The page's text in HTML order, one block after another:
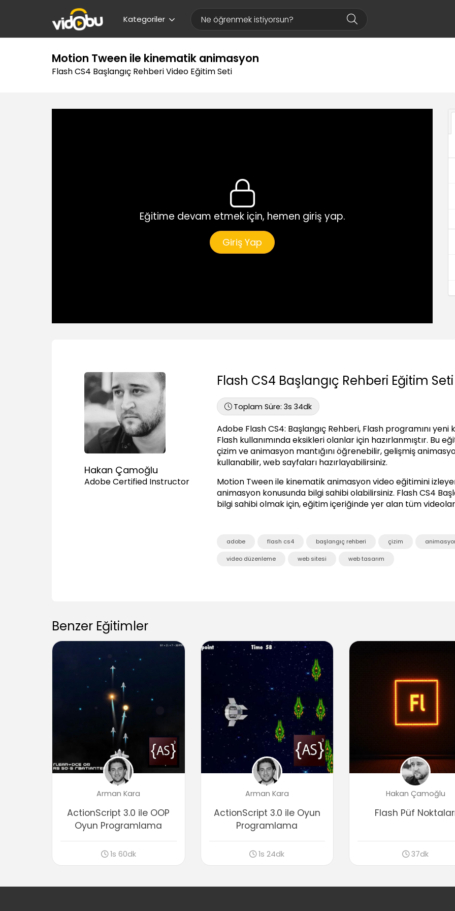
Kategoriler
Motion Tween ile kinematik animasyon
Flash CS4 Başlangıç Rehberi Video Eğitim Seti
Eğitime devam etmek için, hemen giriş yap.
Giriş Yap
Hakan Çamoğlu
Adobe Certified Instructor
Flash CS4 Başlangıç Rehberi Eğitim Seti
Toplam Süre: 3s 34dk
Adobe Flash CS4: Başlangıç Rehberi, Flash programını
Flash kullanımında eksikleri olanlar için hazırlanmıştır. Bu
çizim ve animasyon mantığını öğrenebilir, gelişmiş
kullanabilir, web sayfaları hazırlayabilirsiniz.
Motion Tween ile kinematik animasyon video eğitimini
animasyon konusunda bilgi sahibi olabilirsiniz. Flash CS4
bilgi sahibi olmak için, eğitim içeriğinde yer alan tüm
adobe flash cs4 başlangıç rehberi çizim
video düzenleme web sitesi web tasarım
Benzer Eğitimler
Arman Kara
ActionScript 3.0 ile OOP
Oyun Programlama
1s 60dk
Arman Kara
ActionScript 3.0 ile Oyun
Programlama
1s 24dk
Hakan Çamoğlu
Flash Püf
37dk